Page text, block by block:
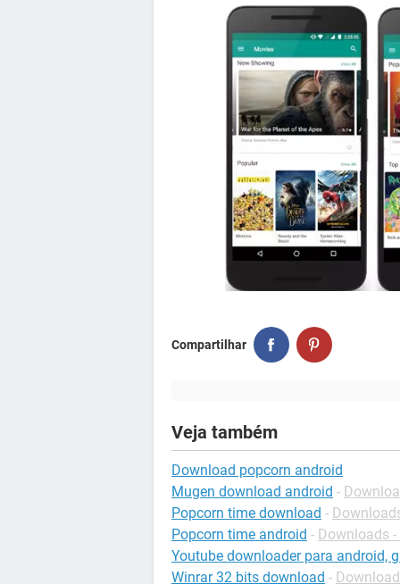
Compartilhar
Veja também
Download popcorn android
Mugen download android -
Popcorn time download -
Popcorn time android - Downloads
Youtube downloader para android,
Winrar 32 bits download -